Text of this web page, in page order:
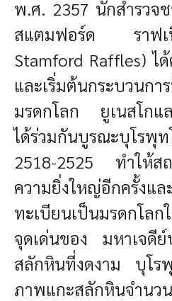
พ.ศ. 2357 นักสำรวจ
สแตมฟอร์ด ราฟ
Stamford Raffles)
และเริ่มต้นกระบวนก
มรดกโลก ยูเนสโกแ
ได้ร่วมกันบูรณะบุโร
2518-2525 ทำให้ส
ความยิ่งใหญ่อีกครั้งแล
ทะเบียนเป็นมรดกโลก
จุดเด่นของ มหาเจดี
สลักหินที่งดงาม บุโร
ภาพแกะสลักหินจำน